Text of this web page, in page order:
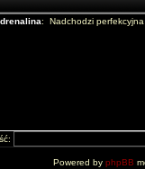
Powered by phpBB